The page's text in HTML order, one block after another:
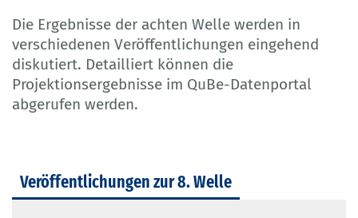
Die Ergebnisse der achten Welle werden in
verschiedenen Veröffentlichungen eingehend
diskutiert. Detailliert können die
Projektionsergebnisse im QuBe-Datenportal
abgerufen werden.
Veröffentlichungen zur 8. Welle